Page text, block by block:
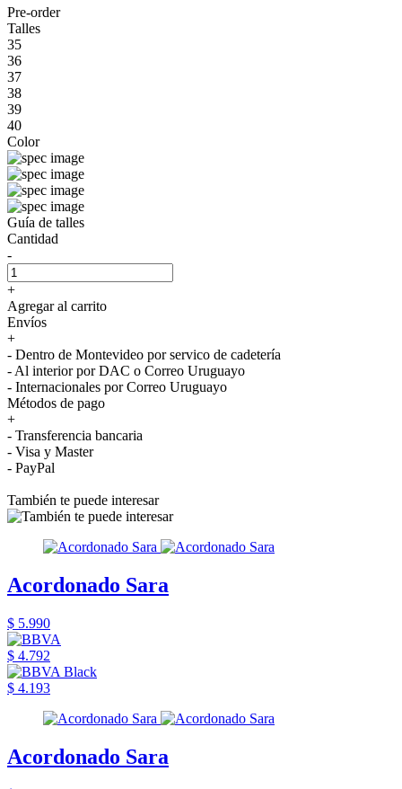
Pre-order
Talles
35
36
37
38
39
40
Color
Guía de talles
Cantidad
-
+
Agregar al carrito
Envíos
+
- Dentro de Montevideo por servico de cadetería
- Al interior por DAC o Correo Uruguayo
- Internacionales por Correo Uruguayo
Métodos de pago
+
- Transferencia bancaria
- Visa y Master
- PayPal
También te puede interesar
Acordonado Sara
$ 5.990
$ 4.792
$ 4.193
Acordonado Sara